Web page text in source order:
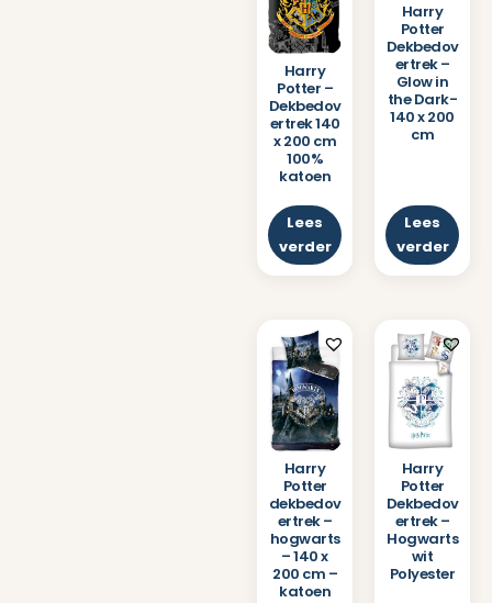
Harry
Potter –
Dekbedov
ertrek 140
x 200 cm
100%
katoen
Lees
verder
Harry
Potter
Dekbedov
ertrek –
Glow in
the Dark-
140 x 200
cm
Lees
verder
Harry
Potter
dekbedov
ertrek –
hogwarts
– 140 x
200 cm –
katoen
Harry
Potter
Dekbedov
ertrek –
Hogwarts
wit
Polyester